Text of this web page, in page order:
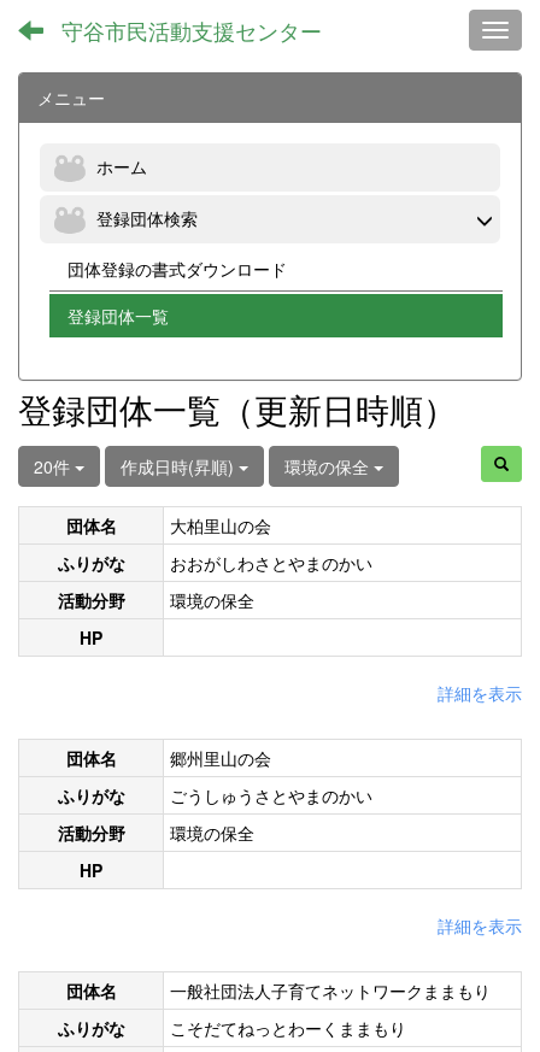
守谷市民活動支援センター
メニュー
ホーム
登録団体検索
団体登録の書式ダウンロード
登録団体一覧
登録団体一覧（更新日時順）
20件 作成日時(昇順) 環境の保全
団体名
大柏里山の会
ふりがな
おおがしわさとやまのかい
活動分野
環境の保全
HP
詳細を表示
団体名
郷州里山の会
ふりがな
ごうしゅうさとやまのかい
活動分野
環境の保全
HP
詳細を表示
団体名
一般社団法人子育てネットワークままもり
ふりがな
こそだてねっとわーくままもり